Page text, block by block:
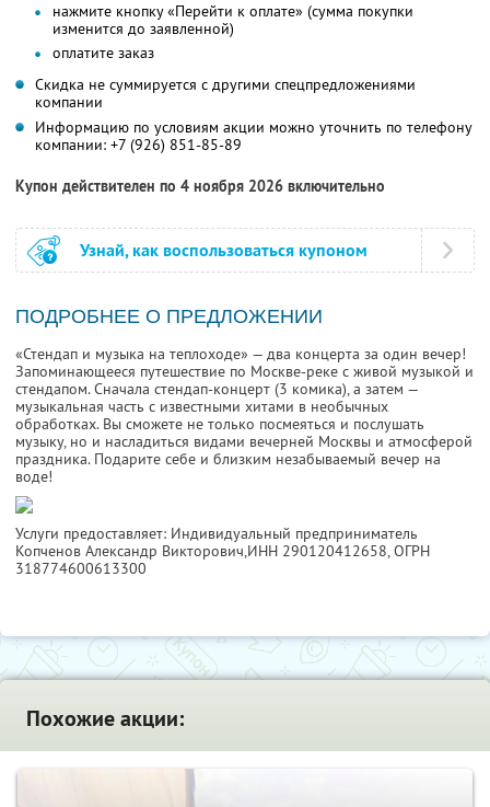
нажмите кнопку «Перейти к оплате» (сумма покупки
изменится до заявленной)
оплатите заказ
Скидка не суммируется с другими спецпредложениями
компании
Информацию по условиям акции можно уточнить по телефону
компании: +7 (926) 851-85-89
Купон действителен по 4 ноября 2026 включительно
Узнай, как воспользоваться купоном
ПОДРОБНЕЕ О ПРЕДЛОЖЕНИИ
«Стендап и музыка на теплоходе» — два концерта за один вечер!
Запоминающееся путешествие по Москве-реке с живой музыкой и
стендапом. Сначала стендап-концерт (3 комика), а затем —
музыкальная часть с известными хитами в необычных
обработках. Вы сможете не только посмеяться и послушать
музыку, но и насладиться видами вечерней Москвы и атмосферой
праздника. Подарите себе и близким незабываемый вечер на
воде!
Услуги предоставляет: Индивидуальный предприниматель
Копченов Александр Викторович,ИНН 290120412658, ОГРН
318774600613300
Похожие акции: